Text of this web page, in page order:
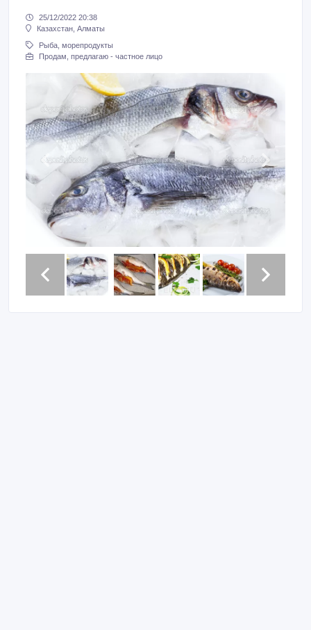
25/12/2022 20:38
Казахстан, Алматы
Рыба, морепродукты
Продам, предлагаю - частное лицо